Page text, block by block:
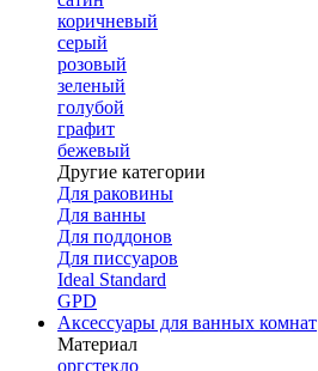
коричневый
серый
розовый
зеленый
голубой
графит
бежевый
Другие категории
Для раковины
Для ванны
Для поддонов
Для писсуаров
Ideal Standard
GPD
Аксессуары для ванных комнат
Материал
оргстекло